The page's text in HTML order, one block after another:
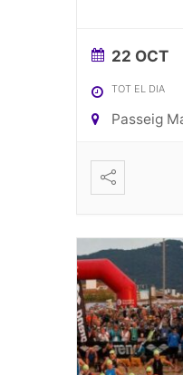
22 OCT
TOT EL DIA
Passeig